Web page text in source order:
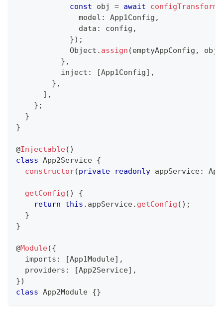
const obj = await configTransform
              model
: App1Config ,
              data
: config ,
}) ;
            Object
. assign (emptyAppConfig , obj
} ,
          inject
: [App1Config] ,
} ,
] ,
} ;
}
}
@Injectable( )
class App2Service {
constructor(private readonly appService:
getConfig ( )
{
return
this . appService. getConfig ( ) ;
}
}
@Module({
  imports
: [App1Module] ,
  providers
: [App2Service] ,
})
class App2Module {}